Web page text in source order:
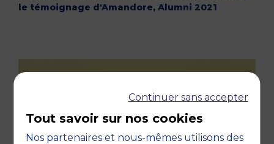
le témoignage d'Amandore, Alumni 2021
Continuer sans accepter
Tout savoir sur nos cookies
Nos partenaires et nous-mêmes utilisons des